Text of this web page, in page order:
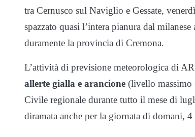
tra Cernusco sul Naviglio e Gessate,
spazzato quasi l’intera pianura dal
duramente la provincia di Cremona.
L’attività di previsione meteorologica di
allerte gialla e arancione (livello massimo
Civile regionale durante tutto il mese di
diramata anche per la giornata di domani,